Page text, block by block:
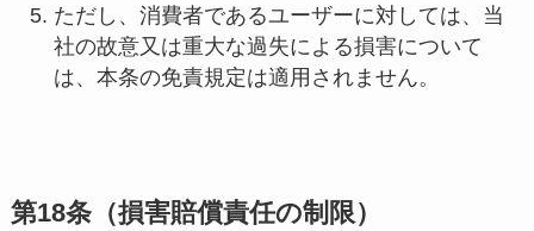
ただし、消費者であるユーザーに対しては、当
社の故意又は重大な過失による損害について
は、本条の免責規定は適用されません。
第18条（損害賠償責任の制限）